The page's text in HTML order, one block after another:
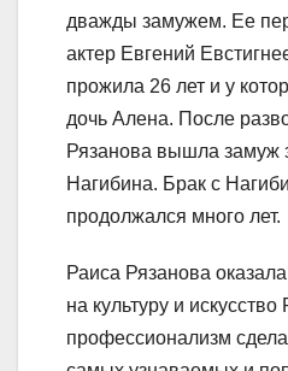
дважды замужем. Ее
актер Евгений
прожила 26 лет и у
дочь Алена. После
Рязанова вышла замуж
Нагибина. Брак с
продолжался много лет.
Раиса Рязанова
на культуру и
профессионализм